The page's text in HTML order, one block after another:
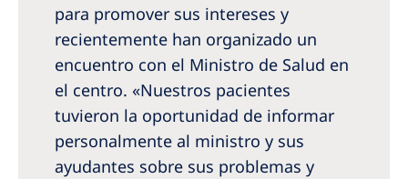
para promover sus intereses y
recientemente han organizado un
encuentro con el Ministro de Salud en
el centro. «Nuestros pacientes
tuvieron la oportunidad de informar
personalmente al ministro y sus
ayudantes sobre sus problemas y